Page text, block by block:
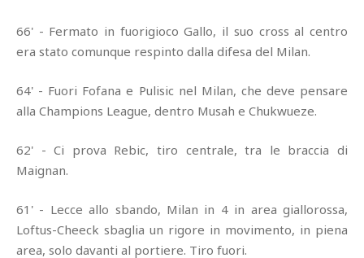
66' - Fermato in fuorigioco Gallo, il suo cross al centro
era stato comunque respinto dalla difesa del Milan.
64' - Fuori Fofana e Pulisic nel Milan, che deve pensare
alla Champions League, dentro Musah e Chukwueze.
62' - Ci prova Rebic, tiro centrale, tra le braccia di
Maignan.
61' - Lecce allo sbando, Milan in 4 in area giallorossa,
Loftus-Cheeck sbaglia un rigore in movimento, in piena
area, solo davanti al portiere. Tiro fuori.